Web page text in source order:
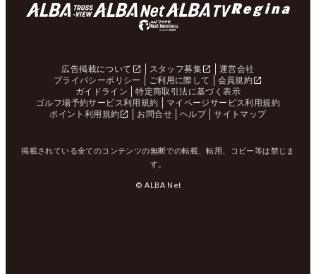
広告掲載について スタッフ募集
運営会社
プライバシーポリシー
ご利用に際して
会員規約
ガイドライン
特定商取引法に基づく表示
ゴルフ場予約サービス利用規約
マイページサービス利用規約
ポイント利用規約
お問合せ ヘルプ サイトマップ
掲載されている全てのコンテンツの無断での転載、転用、コピー等は禁じま
す。
© ALBA Net